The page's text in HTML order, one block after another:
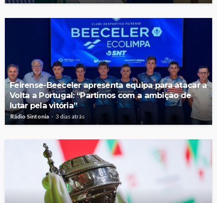
Feirense-Beeceler apresenta equipa para atacar a
Volta a Portugal: “Partimos com a ambição de
lutar pela vitória”
Rádio Sintonia 3 dias atrás